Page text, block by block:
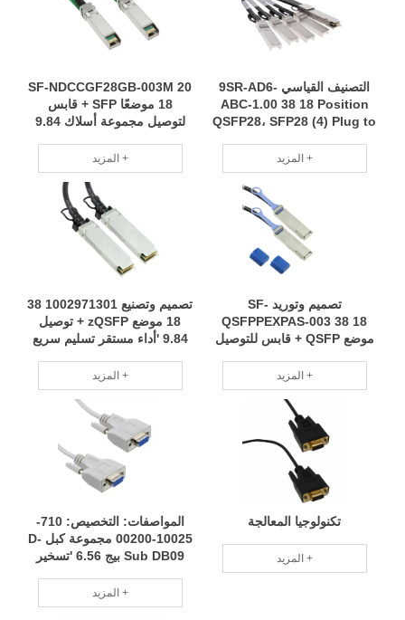
SF-NDCCGF28GB-003M 20
18 موضعًا SFP + قابس
لتوصيل مجموعة أسلاك 9.84
على المواصفات الكاملة RCD
المزيد +
التصنيف القياسي 9SR-AD6-
ABC-1.00 38 18 Position
QSFP28، SFP28 (4) Plug to
Quality Material Stable
performance RCD
المزيد +
تصميم وتصنيع 1002971301 38
18 موضع zQSFP + توصيل
9.84 'أداء مستقر تسليم سريع
المزيد +
تصميم وتوريد SF-
QSFPPEXPAS-003 38 18
موضع QSFP + قابس للتوصيل
صغيرة فريق محترف RCD
المزيد +
المواصفات: التخصيص: 710-
10025-00200 مجموعة كبل D-
Sub DB09 بيج 6.56 'تسخير
نطاق واسع RCD
المزيد +
تكنولوجيا المعالجة
المزيد +